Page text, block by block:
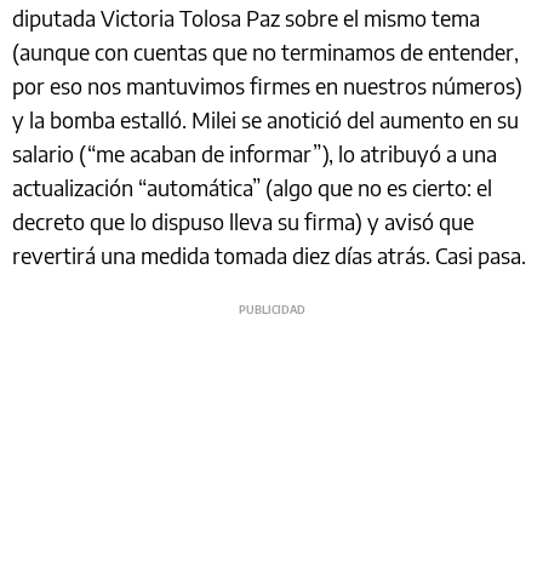
diputada Victoria Tolosa Paz sobre el mismo tema
(aunque con cuentas que no terminamos de entender,
por eso nos mantuvimos firmes en nuestros números)
y la bomba estalló. Milei se anotició del aumento en su
salario (“me acaban de informar”), lo atribuyó a una
actualización “automática” (algo que no es cierto: el
decreto que lo dispuso lleva su firma) y avisó que
revertirá una medida tomada diez días atrás. Casi pasa.